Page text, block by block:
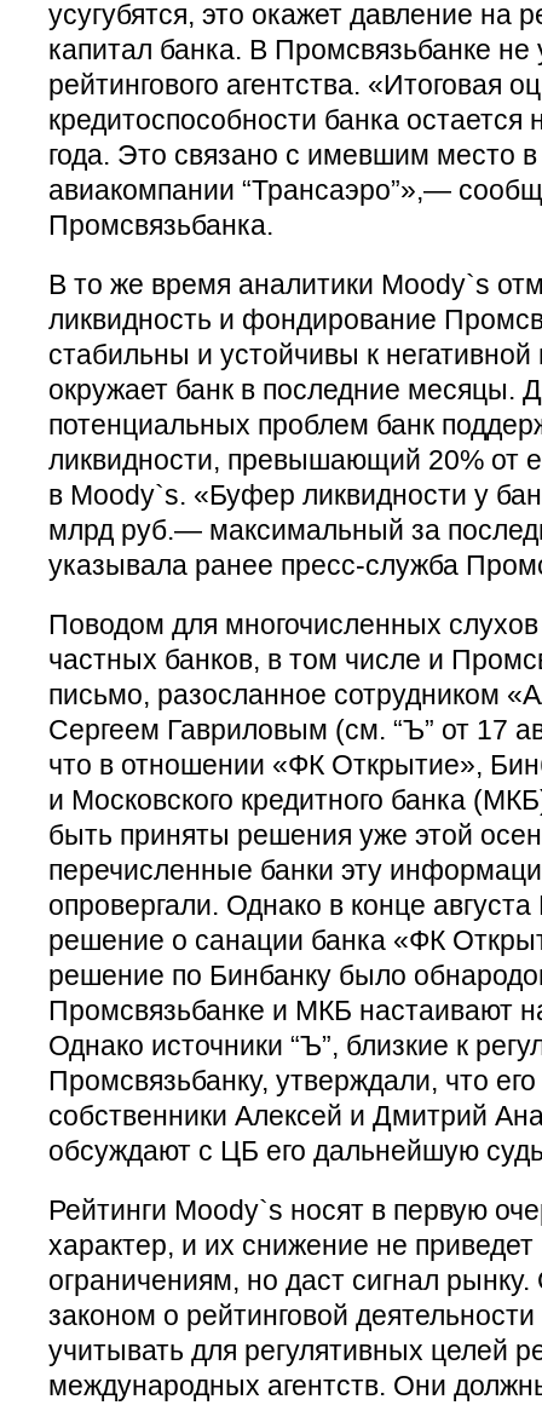
усугубятся, это окажет давление на
капитал банка. В Промсвязьбанке не
рейтингового агентства. «Итоговая
кредитоспособности банка
года. Это связано с имевшим место
авиакомпании “Трансаэро”»,—
Промсвязьбанка.
В то же время аналитики Moody`s
ликвидность и фондирование
стабильны и устойчивы к
окружает банк в последние месяцы.
потенциальных проблем банк
ликвидности, превышающий 20% от
в Moody`s. «Буфер ликвидности у
млрд руб.— максимальный за
указывала ранее пресс-служба
Поводом для многочисленных слухов
частных банков, в том числе и
письмо, разосланное сотрудником
Сергеем Гавриловым (см. “Ъ” от 17
что в отношении «ФК Открытие»,
и Московского кредитного банка
быть приняты решения уже этой
перечисленные банки эту
опровергали. Однако в конце
решение о санации банка «ФК
решение по Бинбанку было
Промсвязьбанке и МКБ настаивают
Однако источники “Ъ”, близкие к
Промсвязьбанку, утверждали, что
собственники Алексей и Дмитрий
обсуждают с ЦБ его дальнейшую
Рейтинги Moody`s носят в первую
характер, и их снижение не
ограничениям, но даст сигнал
законом о рейтинговой
учитывать для регулятивных целей
международных агентств. Они